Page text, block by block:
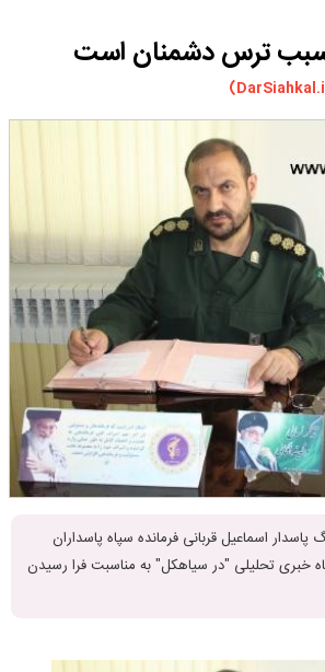
سیاسی
چندرسانه ای
مسیر گردشگری دیلمان
درباره ما
سبب ترس دشمنان است
اسماعیل قربانی فرمانده سپاه پاسداران
خبری تحلیلی "در سیاهکل" به مناسبت فرا رسیدن